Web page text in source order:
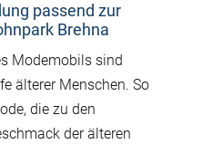
passend zur
Brehna
Modemobils sind
älterer Menschen. So
die zu den
der älteren